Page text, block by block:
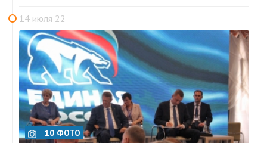
14 июля 22
10 ФОТО